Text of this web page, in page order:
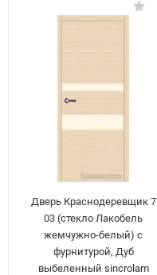
Дверь Краснодеревщик 7
03 (стекло Лакобель
жемчужно-белый) с
фурнитурой, Дуб
выбеленный sincrolam